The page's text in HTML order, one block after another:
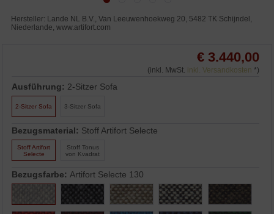
Hersteller: Lande NL B.V., Van Leeuwenhoekweg 20, 5482 TK Schijndel,
Niederlande, www.artifort.com
€ 3.440,00
(inkl. MwSt. inkl. Versandkosten *)
Ausführung: 2-Sitzer Sofa
2-Sitzer Sofa 3-Sitzer Sofa
Bezugsmaterial: Stoff Artifort Selecte
Stoff Artifort
Selecte
Stoff Tonus
von Kvadrat
Bezugsfarbe:Artifort Selecte 130